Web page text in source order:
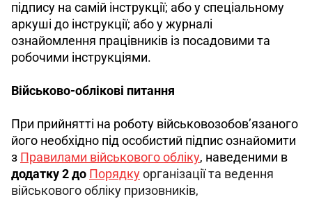
підпису на самій інструкції; або у спеціальному
аркуші до інструкції; або у журналі
ознайомлення працівників із посадовими та
робочими інструкціями.
Військово-облікові питання
При прийнятті на роботу військовозобов’язаного
його необхідно під особистий підпис ознайомити
з Правилами військового обліку, наведеними в
додатку 2 до Порядкуорганізації та ведення
військового обліку призовників,